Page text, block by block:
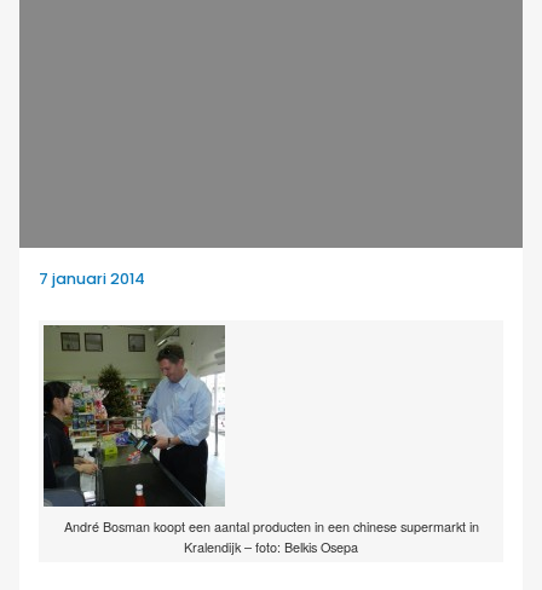
7 januari 2014
André Bosman koopt een aantal producten in een chinese supermarkt in
Kralendijk – foto: Belkis Osepa